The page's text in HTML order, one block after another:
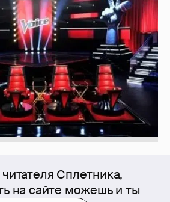
Сплетника,
на сайте можешь и ты